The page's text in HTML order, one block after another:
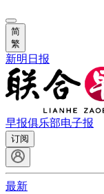
简
繁
新明日报
早报俱乐部电子报
订阅
最新